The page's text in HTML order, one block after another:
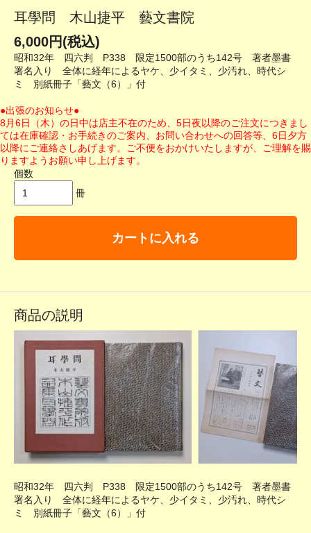
耳學問 木山捷平 藝文書院
6,000円(税込)
昭和32年 四六判 P338 限定1500部のうち142号 著者墨書
署名入り 全体に経年によるヤケ、少イタミ、少汚れ、時代シ
ミ 別紙冊子「藝文（6）」付
●出張のお知らせ●
8月6日（木）の日中は店主不在のため、5日夜以降のご注文につきまし
ては在庫確認・お手続きのご案内、お問い合わせへの回答等、6日夕方
以降にご連絡さしあげます。ご不便をおかけいたしますが、ご理解を賜
りますようお願い申し上げます。
個数
冊
カートに入れる
商品の説明
昭和32年 四六判 P338 限定1500部のうち142号 著者墨書
署名入り 全体に経年によるヤケ、少イタミ、少汚れ、時代シ
ミ 別紙冊子「藝文（6）」付